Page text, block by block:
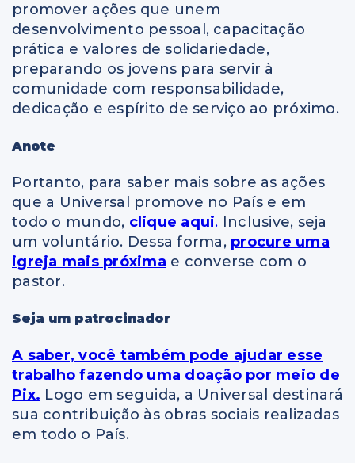
promover ações que unem
desenvolvimento pessoal, capacitação
prática e valores de solidariedade,
preparando os jovens para servir à
comunidade com responsabilidade,
dedicação e espírito de serviço ao próximo.
Anote
Portanto, para saber mais sobre as ações
que a Universal promove no País e em
todo o mundo, clique aqui. Inclusive, seja
um voluntário. Dessa forma, procure uma
igreja mais próxima e converse com o
pastor.
Seja um patrocinador
A saber, você também pode ajudar esse
trabalho fazendo uma doação por meio de
Pix. Logo em seguida, a Universal destinará
sua contribuição às obras sociais realizadas
em todo o País.